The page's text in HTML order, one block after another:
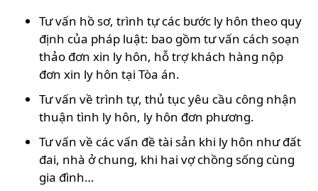
Tư vấn hồ sơ, trình tự các bước ly hôn theo quy
định của pháp luật: bao gồm tư vấn cách soạn
thảo đơn xin ly hôn, hỗ trợ khách hàng nộp
đơn xin ly hôn tại Tòa án.
Tư vấn về trình tự, thủ tục yêu cầu công nhận
thuận tình ly hôn, ly hôn đơn phương.
Tư vấn về các vấn đề tài sản khi ly hôn như đất
đai, nhà ở chung, khi hai vợ chồng sống cùng
gia đình…